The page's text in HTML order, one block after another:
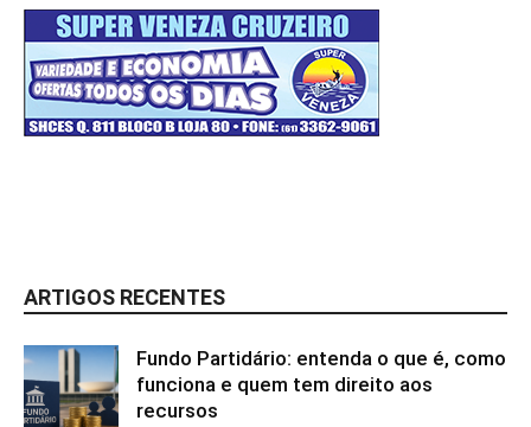
ARTIGOS RECENTES
Fundo Partidário: entenda o que é, como
funciona e quem tem direito aos
recursos